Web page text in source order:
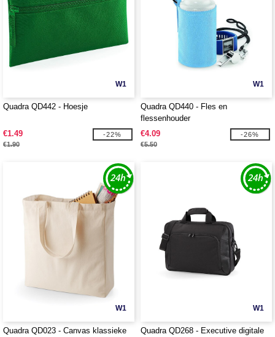
W1
Quadra QD442 - Hoesje
€1.49
€1.90
-22%
W1
Quadra QD440 - Fles en
flessenhouder
€4.09
€5.50
-26%
W1
Quadra QD023 - Canvas klassieke
W1
Quadra QD268 - Executive digitale